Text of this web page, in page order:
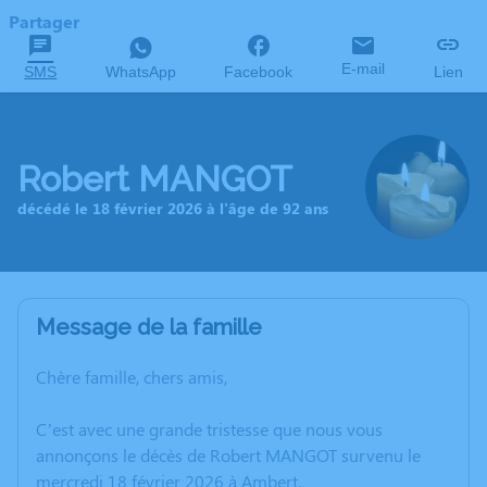
Partager
SMS WhatsApp Facebook E-mail Lien
Robert MANGOT
décédé le 18 février 2026 à l'âge de 92 ans
Message de la famille
Chère famille, chers amis,
C’est avec une grande tristesse que nous vous
annonçons le décès de Robert MANGOT survenu le
mercredi 18 février 2026 à Ambert.